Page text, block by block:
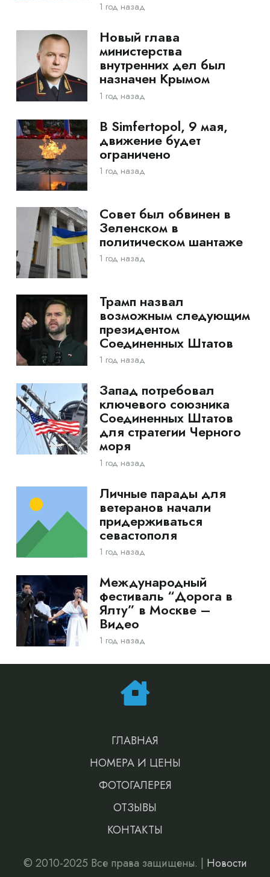
1 год назад
Новый глава
министерства
внутренних дел был
назначен Крымом
1 год назад
В Simfertopol, 9 мая,
движение будет
ограничено
1 год назад
Совет был обвинен в
Зеленском в
политическом шантаже
1 год назад
Трамп назвал
возможным следующим
президентом
Соединенных Штатов
1 год назад
Запад потребовал
ключевого союзника
Соединенных Штатов
для стратегии Черного
моря
1 год назад
Личные парады для
ветеранов начали
придерживаться
севастополя
1 год назад
Международный
фестиваль “Дорога в
Ялту” в Москве –
Видео
1 год назад
ГЛАВНАЯ
НОМЕРА И ЦЕНЫ
ФОТОГАЛЕРЕЯ
ОТЗЫВЫ
КОНТАКТЫ
© 2010-2025 Все права защищены. | Новости